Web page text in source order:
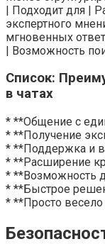
| Подходит для |
экспертного
мгновенных
| Возможность
Список:
в чатах
* **Общение с
* **Получение
* **Поддержка и
* **Расширение
* **Возможность
* **Быстрое
* **Просто